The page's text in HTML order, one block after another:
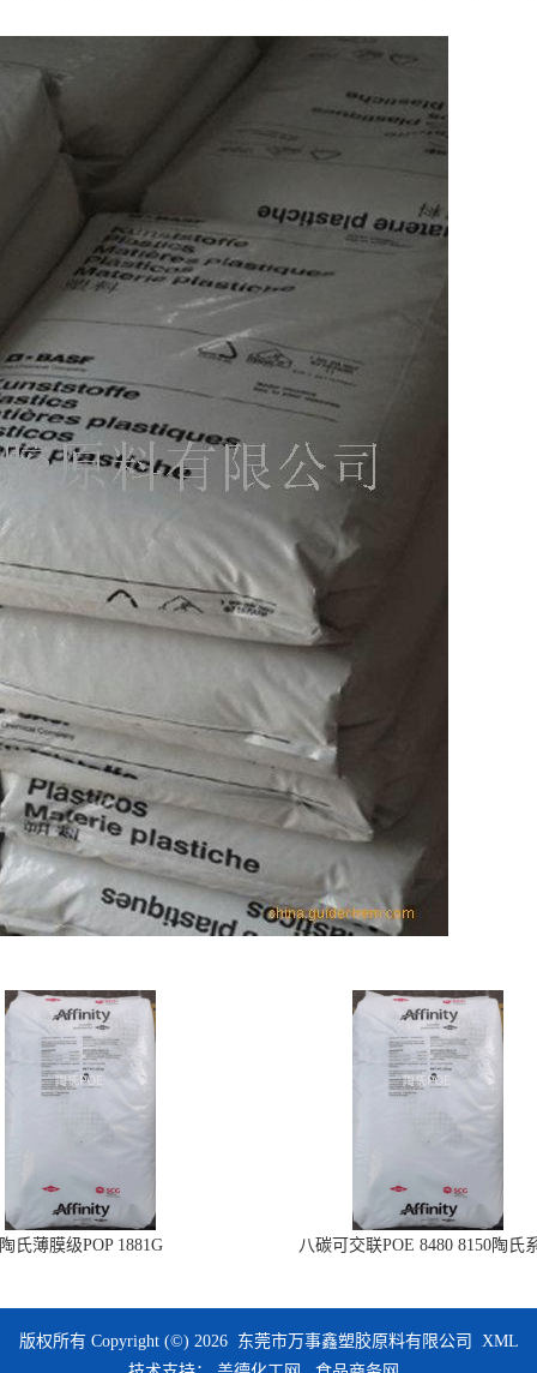
陶氏薄膜级POP 1881G 八碳可交联POE 8480 8150陶氏
版权所有 Copyright (©) 2026 东莞市万事鑫塑胶原料有限公司
XML